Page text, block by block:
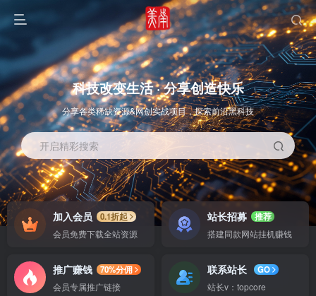
OS教程 SOFT教程
科技改变生活 · 分享创造快乐
分享各类稀缺资源&网创实战项目，探索前沿黑科技
开启精彩搜索
加入会员
0.1折起
会员免费下载全站资源
站长招募
推荐
搭建同款网站挂机赚钱
推广赚钱
70%分佣
会员专属推广链接
联系站长
GO
站长v：topcore